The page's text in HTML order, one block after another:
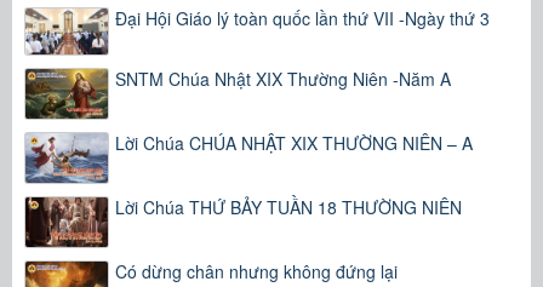
Đại Hội Giáo lý toàn quốc lần thứ VII -Ngày thứ 3
SNTM Chúa Nhật XIX Thường Niên -Năm A
Lời Chúa CHÚA NHẬT XIX THƯỜNG NIÊN – A
Lời Chúa THỨ BẢY TUẦN 18 THƯỜNG NIÊN
Có dừng chân nhưng không đứng lại